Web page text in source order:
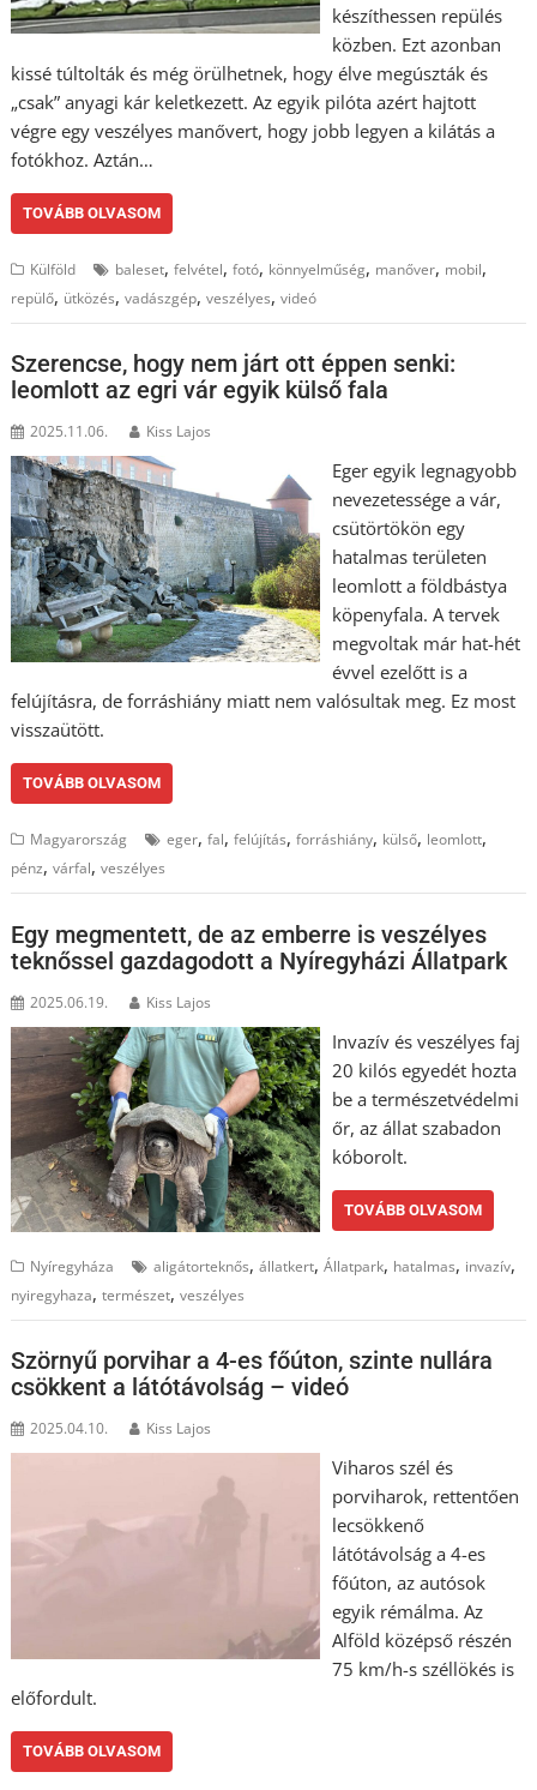
készíthessen repülés
közben. Ezt azonban
kissé túltolták és még örülhetnek, hogy élve megúszták és
„csak” anyagi kár keletkezett. Az egyik pilóta azért hajtott
végre egy veszélyes manővert, hogy jobb legyen a kilátás a
fotókhoz. Aztán…
TOVÁBB OLVASOM
Külföld baleset,felvétel,fotó, könnyelműség, manőver, mobil,
repülő, ütközés,vadászgép,veszélyes,videó
Szerencse, hogy nem járt ott éppen senki:
leomlott az egri vár egyik külső fala
2025.11.06. Kiss Lajos
Eger egyik legnagyobb
nevezetessége a vár,
csütörtökön egy
hatalmas területen
leomlott a földbástya
köpenyfala. A tervek
megvoltak már hat-hét
évvel ezelőtt is a
felújításra, de forráshiány miatt nem valósultak meg. Ez most
visszaütött.
TOVÁBB OLVASOM
Magyarország eger,fal,felújítás,forráshiány, külső, leomlott,
pénz,várfal,veszélyes
Egy megmentett, de az emberre is veszélyes
teknőssel gazdagodott a Nyíregyházi Állatpark
2025.06.19. Kiss Lajos
Invazív és veszélyes faj
20 kilós egyedét hozta
be a természetvédelmi
őr, az állat szabadon
kóborolt.
TOVÁBB OLVASOM
Nyíregyháza aligátorteknős,állatkert,Állatpark, hatalmas, invazív,
nyiregyhaza,természet,veszélyes
Szörnyű porvihar a 4-es főúton, szinte nullára
csökkent a látótávolság – videó
2025.04.10. Kiss Lajos
Viharos szél és
porviharok, rettentően
lecsökkenő
látótávolság a 4-es
főúton, az autósok
egyik rémálma. Az
Alföld középső részén
75 km/h-s széllökés is
előfordult.
TOVÁBB OLVASOM